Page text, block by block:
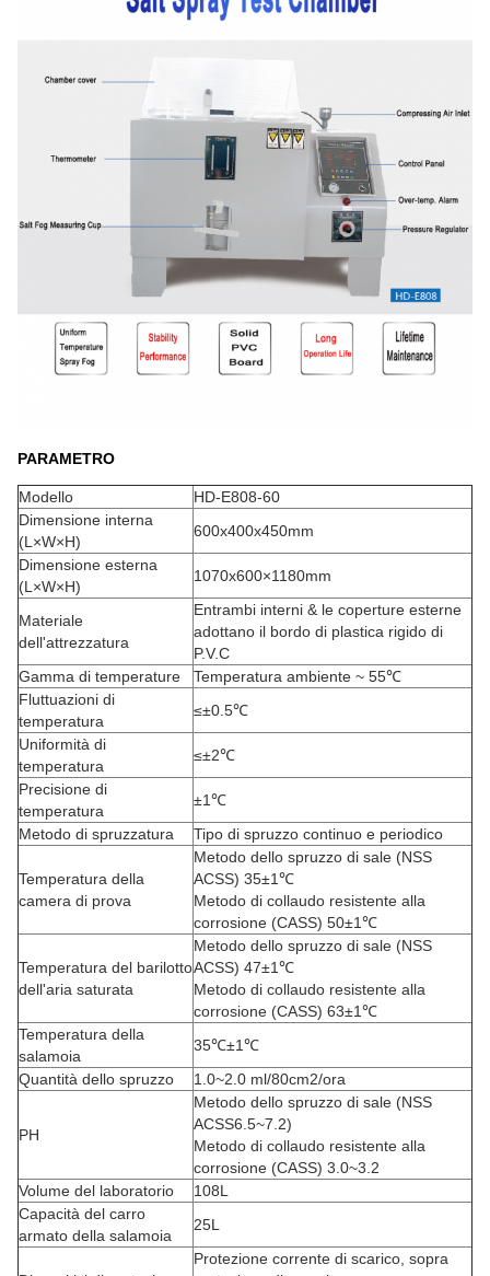
PARAMETRO
Modello
HD-E808-60
Dimensione interna
(L×W×H)
600x400x450mm
Dimensione esterna
(L×W×H)
1070x600×1180mm
Materiale
dell'attrezzatura
Entrambi interni & le coperture esterne
adottano il bordo di plastica rigido di
P.V.C
Gamma di temperature
Temperatura ambiente ~ 55℃
Fluttuazioni di
temperatura
≤±0.5℃
Uniformità di
temperatura
≤±2℃
Precisione di
temperatura
±1℃
Metodo di spruzzatura
Tipo di spruzzo continuo e periodico
Temperatura della
camera di prova
Metodo dello spruzzo di sale (NSS
ACSS) 35±1℃
Metodo di collaudo resistente alla
corrosione (CASS) 50±1℃
Temperatura del barilotto
dell'aria saturata
Metodo dello spruzzo di sale (NSS
ACSS) 47±1℃
Metodo di collaudo resistente alla
corrosione (CASS) 63±1℃
Temperatura della
salamoia
35℃±1℃
Quantità dello spruzzo
1.0~2.0 ml/80cm2/ora
PH
Metodo dello spruzzo di sale (NSS
ACSS6.5~7.2)
Metodo di collaudo resistente alla
corrosione (CASS) 3.0~3.2
Volume del laboratorio
108L
Capacità del carro
armato della salamoia
25L
Protezione corrente di scarico, sopra